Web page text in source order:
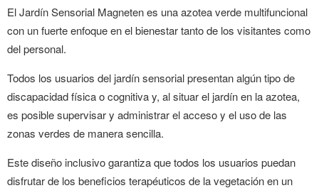
El Jardín Sensorial Magneten es una azotea verde multifuncional
con un fuerte enfoque en el bienestar tanto de los visitantes como
del personal.
Todos los usuarios del jardín sensorial presentan algún tipo de
discapacidad física o cognitiva y, al situar el jardín en la azotea,
es posible supervisar y administrar el acceso y el uso de las
zonas verdes de manera sencilla.
Este diseño inclusivo garantiza que todos los usuarios puedan
disfrutar de los beneficios terapéuticos de la vegetación en un